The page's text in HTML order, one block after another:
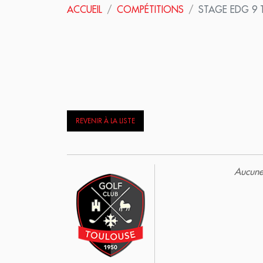
ACCUEIL COMPÉTITIONS STAGE EDG 9
REVENIR À LA LISTE